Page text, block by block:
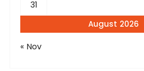
August 2026
31
« Nov